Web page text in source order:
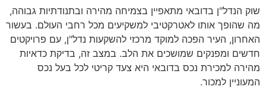
שוק הנדל"ן בדובאי מתאפיין בצמיחה מהירה ובתנודתיות גבוהה,
מה שהופך אותו לאטרקטיבי למשקיעים מכל רחבי העולם. בעשור
האחרון, העיר הפכה למוקד מרכזי להשקעות נדל"ן, עם פרויקטים
חדשים ומפנקים שמושכים את הלב. במצב זה, בדיקת כדאיות
מהירה למכירת נכס בדובאי היא צעד קריטי לכל בעל נכס
המעוניין למכור.